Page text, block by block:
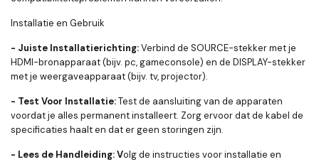
Installatie en Gebruik
- Juiste Installatierichting:Verbind de SOURCE-stekker met je
HDMI-bronapparaat (bijv. pc, gameconsole) en de DISPLAY-stekker
met je weergaveapparaat (bijv. tv, projector).
- Test Voor Installatie:Test de aansluiting van de apparaten
voordat je alles permanent installeert. Zorg ervoor dat de kabel de
specificaties haalt en dat er geen storingen zijn.
- Lees de Handleiding: Volg de instructies voor installatie en